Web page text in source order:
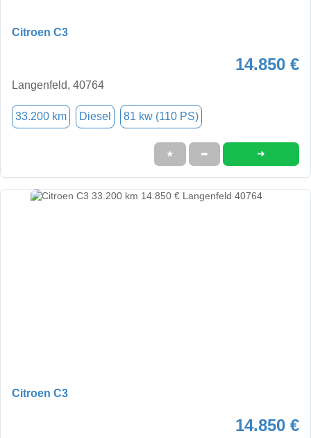
Citroen C3
14.850 €
Langenfeld, 40764
33.200 km Diesel 81 kw (110 PS)
★ ➦ ➜
Citroen C3
14.850 €